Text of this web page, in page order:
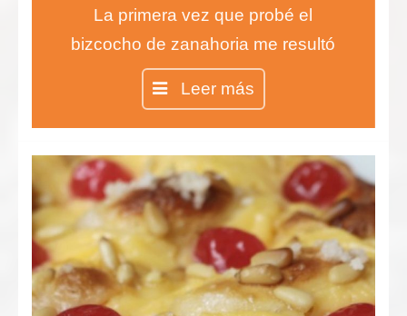
La primera vez que probé el
bizcocho de zanahoria me resultó
difícil de creer, ¿un bizcocho de
zanahorias?…
Pues sí, así es, y está
verdaderamente delicioso. Jugad a
que vuestros invitados adivinen el
componente principal, se
sorprenderán…
Leer más